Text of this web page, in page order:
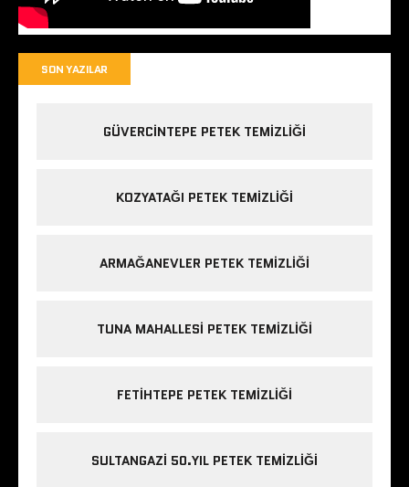
SON YAZILAR
GÜVERCINTEPE PETEK TEMIZLIĞI
KOZYATAĞI PETEK TEMIZLIĞI
ARMAĞANEVLER PETEK TEMIZLIĞI
TUNA MAHALLESI PETEK TEMIZLIĞI
FETIHTEPE PETEK TEMIZLIĞI
SULTANGAZI 50.YIL PETEK TEMIZLIĞI